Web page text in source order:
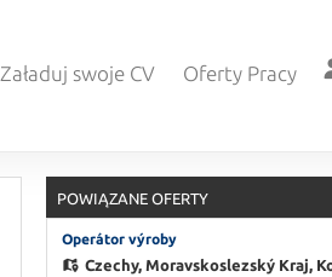
Załaduj swoje CV Oferty Pracy
POWIĄZANE OFERTY
Operátor výroby
Czechy,Moravskoslezský Kraj,